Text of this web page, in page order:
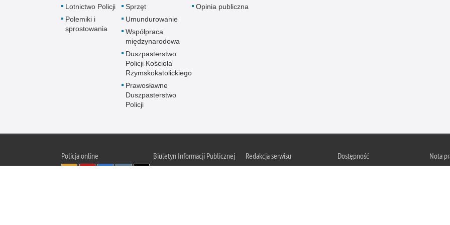
Lotnictwo Policji
Polemiki i
sprostowania
Sprzęt
Umundurowanie
Współpraca
międzynarodowa
Duszpasterstwo
Policji Kościoła
Rzymskokatolickiego
Prawosławne
Duszpasterstwo
Policji
Opinia publiczna
Policjaonline
Biuletyn Informacji Publicznej
Redakcja serwisu
Dostępność
Nota